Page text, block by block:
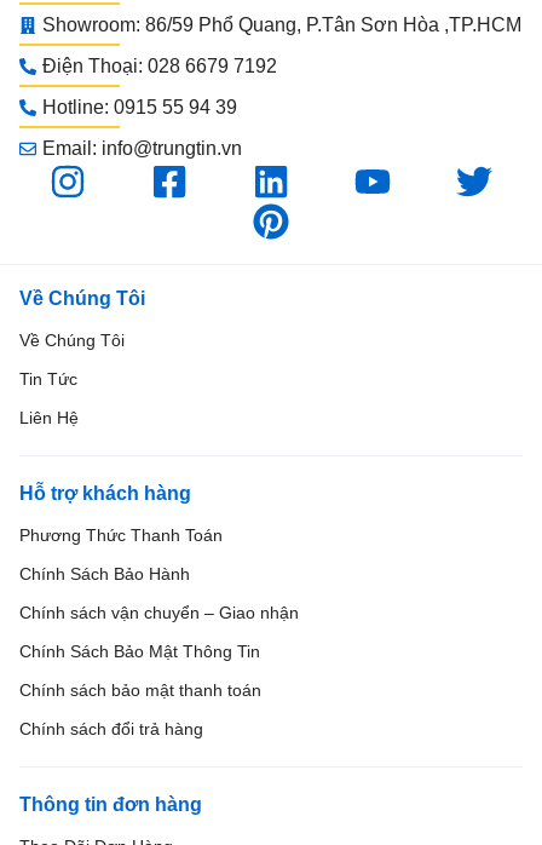
Showroom: 86/59 Phổ Quang, P.Tân Sơn Hòa ,TP.HCM
Điện Thoại: 028 6679 7192
Hotline: 0915 55 94 39
Email: info@trungtin.vn
Về Chúng Tôi
Về Chúng Tôi
Tin Tức
Liên Hệ
Hỗ trợ khách hàng
Phương Thức Thanh Toán
Chính Sách Bảo Hành
Chính sách vận chuyển – Giao nhận
Chính Sách Bảo Mật Thông Tin
Chính sách bảo mật thanh toán
Chính sách đổi trả hàng
Thông tin đơn hàng